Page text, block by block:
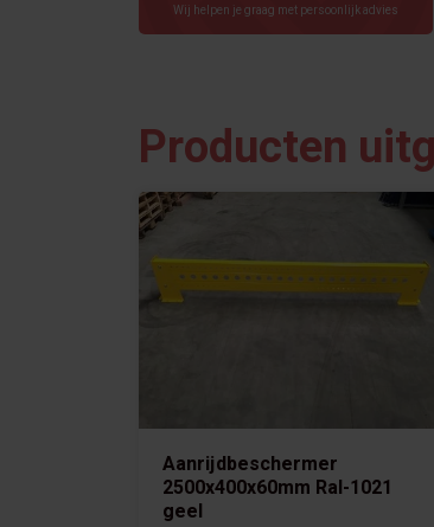
Wij helpen je graag met persoonlijk advies
Producten
Aanrijdbeschermer
2500x400x60mm Ral-1021
geel